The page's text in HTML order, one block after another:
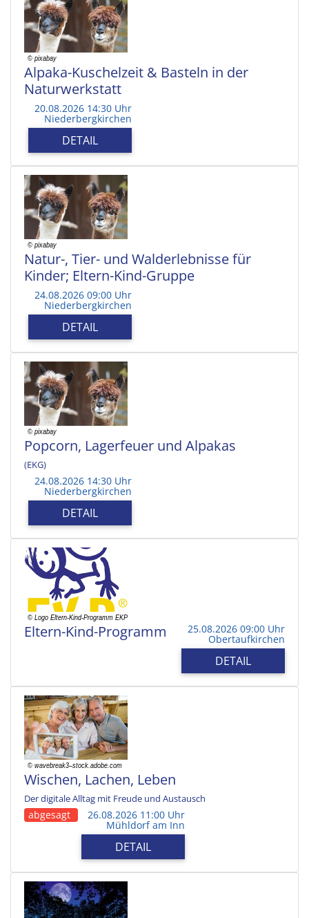
Alpaka-Kuschelzeit & Basteln in der
Naturwerkstatt
20.08.2026 14:30 Uhr
Niederbergkirchen
DETAIL
Natur-, Tier- und Walderlebnisse für
Kinder; Eltern-Kind-Gruppe
24.08.2026 09:00 Uhr
Niederbergkirchen
DETAIL
Popcorn, Lagerfeuer und Alpakas
(EKG)
24.08.2026 14:30 Uhr
Niederbergkirchen
DETAIL
Eltern-Kind-Programm 25.08.2026 09:00 Uhr
Obertaufkirchen
DETAIL
Wischen, Lachen, Leben
Der digitale Alltag mit Freude und Austausch
abgesagt 26.08.2026 11:00 Uhr
Mühldorf am Inn
DETAIL